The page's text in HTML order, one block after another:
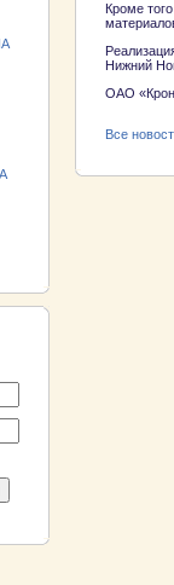
Кроме
Нижний
ОАО
Все